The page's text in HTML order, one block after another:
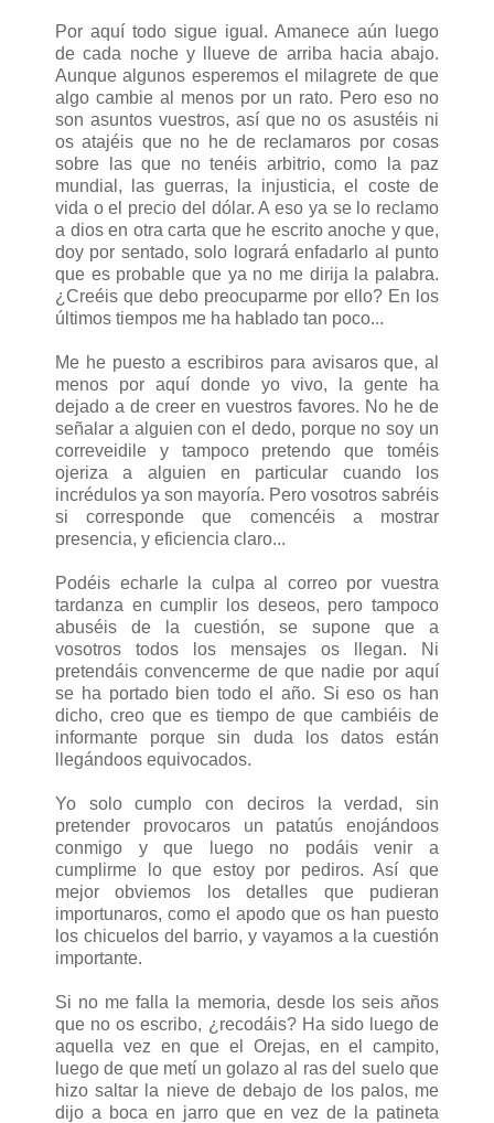
Por aquí todo sigue igual. Amanece aún luego
de cada noche y llueve de arriba hacia abajo.
Aunque algunos esperemos el milagrete de que
algo cambie al menos por un rato. Pero eso no
son asuntos vuestros, así que no os asustéis ni
os atajéis que no he de reclamaros por cosas
sobre las que no tenéis arbitrio, como la paz
mundial, las guerras, la injusticia, el coste de
vida o el precio del dólar. A eso ya se lo reclamo
a dios en otra carta que he escrito anoche y que,
doy por sentado, solo logrará enfadarlo al punto
que es probable que ya no me dirija la palabra.
¿Creéis que debo preocuparme por ello? En los
últimos tiempos me ha hablado tan poco...
Me he puesto a escribiros para avisaros que, al
menos por aquí donde yo vivo, la gente ha
dejado a de creer en vuestros favores. No he de
señalar a alguien con el dedo, porque no soy un
correveidile y tampoco pretendo que toméis
ojeriza a alguien en particular cuando los
incrédulos ya son mayoría. Pero vosotros sabréis
si corresponde que comencéis a mostrar
presencia, y eficiencia claro...
Podéis echarle la culpa al correo por vuestra
tardanza en cumplir los deseos, pero tampoco
abuséis de la cuestión, se supone que a
vosotros todos los mensajes os llegan. Ni
pretendáis convencerme de que nadie por aquí
se ha portado bien todo el año. Si eso os han
dicho, creo que es tiempo de que cambiéis de
informante porque sin duda los datos están
llegándoos equivocados.
Yo solo cumplo con deciros la verdad, sin
pretender provocaros un patatús enojándoos
conmigo y que luego no podáis venir a
cumplirme lo que estoy por pediros. Así que
mejor obviemos los detalles que pudieran
importunaros, como el apodo que os han puesto
los chicuelos del barrio, y vayamos a la cuestión
importante.
Si no me falla la memoria, desde los seis años
que no os escribo, ¿recodáis? Ha sido luego de
aquella vez en que el Orejas, en el campito,
luego de que metí un golazo al ras del suelo que
hizo saltar la nieve de debajo de los palos, me
dijo a boca en jarro que en vez de la patineta